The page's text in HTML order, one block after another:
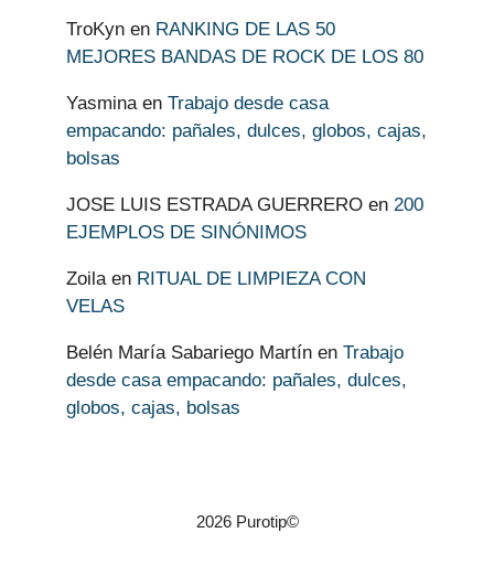
TroKyn en RANKING DE LAS 50
MEJORES BANDAS DE ROCK DE LOS 80
Yasmina en Trabajo desde casa
empacando: pañales, dulces, globos, cajas,
bolsas
JOSE LUIS ESTRADA GUERRERO en 200
EJEMPLOS DE SINÓNIMOS
Zoila en RITUAL DE LIMPIEZA CON
VELAS
Belén María Sabariego Martín en Trabajo
desde casa empacando: pañales, dulces,
globos, cajas, bolsas
2026 Purotip©